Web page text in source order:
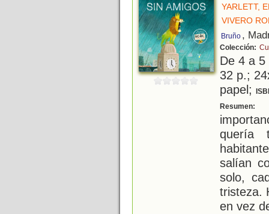
YARLETT,
VIVERO
Bruño ,
Colección:
De 4 a
32 p.;
papel;
Resumen:
quería
salían
solo,
tristeza.
en vez